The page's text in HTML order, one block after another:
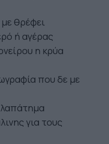
θρέφει
ή αγέρας
η κρύα
που δε με
για τους